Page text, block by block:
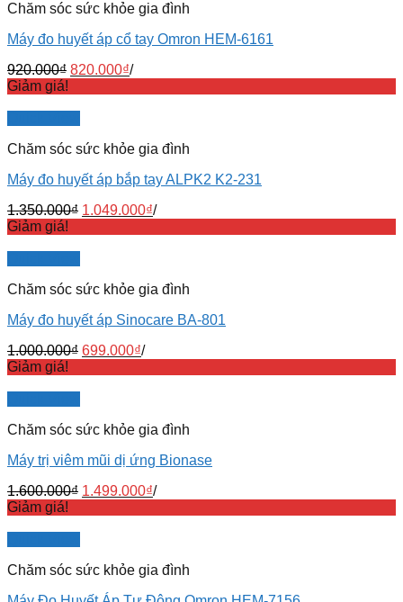
Chăm sóc sức khỏe gia đình
Máy đo huyết áp cổ tay Omron HEM-6161
920.000₫ 820.000₫/
Giảm giá!
Chăm sóc sức khỏe gia đình
Máy đo huyết áp bắp tay ALPK2 K2-231
1.350.000₫ 1.049.000₫/
Giảm giá!
Chăm sóc sức khỏe gia đình
Máy đo huyết áp Sinocare BA-801
1.000.000₫ 699.000₫/
Giảm giá!
Chăm sóc sức khỏe gia đình
Máy trị viêm mũi dị ứng Bionase
1.600.000₫ 1.499.000₫/
Giảm giá!
Chăm sóc sức khỏe gia đình